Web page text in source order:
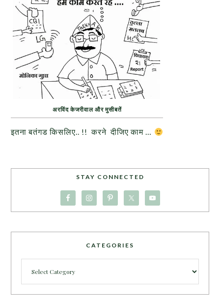
अरविंद केजरीवाल और मुसीबतें
इतना बतंगड किसलिए.. !! करने दीजिए काम …
STAY CONNECTED
CATEGORIES